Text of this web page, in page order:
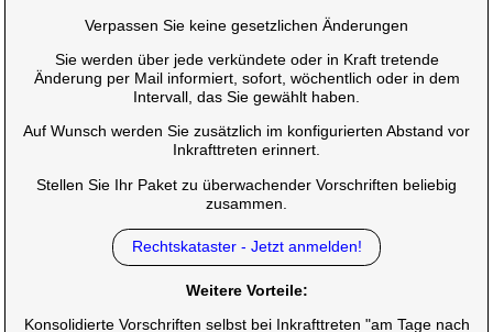
Verpassen Sie keine gesetzlichen Änderungen
Sie werden über jede verkündete oder in Kraft tretende
Änderung per Mail informiert, sofort, wöchentlich oder in dem
Intervall, das Sie gewählt haben.
Auf Wunsch werden Sie zusätzlich im konfigurierten Abstand vor
Inkrafttreten erinnert.
Stellen Sie Ihr Paket zu überwachender Vorschriften beliebig
zusammen.
Rechtskataster - Jetzt anmelden!
Weitere Vorteile:
Konsolidierte Vorschriften selbst bei Inkrafttreten "am Tage nach